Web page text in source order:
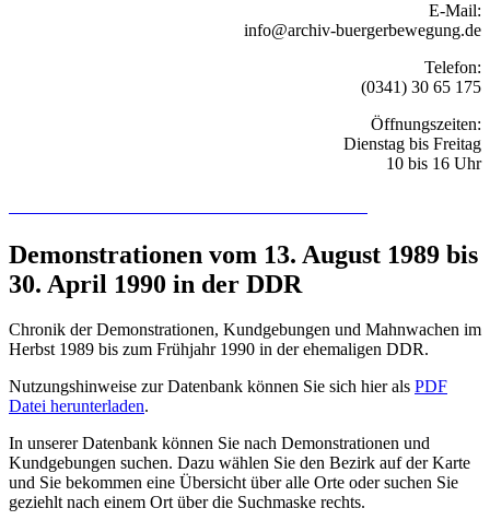
E-Mail:
info@archiv-buergerbewegung.de
Telefon:
(0341) 30 65 175
Öffnungszeiten:
Dienstag bis Freitag
10 bis 16 Uhr
Demonstrationen vom 13. August 1989 bis
30. April 1990 in der DDR
Chronik der Demonstrationen, Kundgebungen und Mahnwachen im
Herbst 1989 bis zum Frühjahr 1990 in der ehemaligen DDR.
Nutzungshinweise zur Datenbank können Sie sich hier als PDF
Datei herunterladen.
In unserer Datenbank können Sie nach Demonstrationen und
Kundgebungen suchen. Dazu wählen Sie den Bezirk auf der Karte
und Sie bekommen eine Übersicht über alle Orte oder suchen Sie
geziehlt nach einem Ort über die Suchmaske rechts.